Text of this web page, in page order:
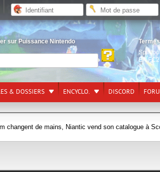
sur Puissance Nintendo
EA
& DOSSIERS ENCYCLO. DISCORD
changent de mains, Niantic vend son catalogue à